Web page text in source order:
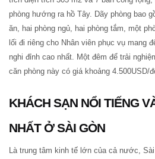
phòng hướng ra hồ Tây. Dãy phòng bao
ăn, hai phòng ngủ, hai phòng tắm, một
lối đi riêng cho Nhân viên phục vụ mang
nghi đỉnh cao nhất. Một đêm để trải
căn phòng này có giá khoảng 4.500USD/
KHÁCH SẠN NỔI TIẾNG
NHẤT Ở SÀI GÒN
Là trung tâm kinh tế lớn của cả nước,